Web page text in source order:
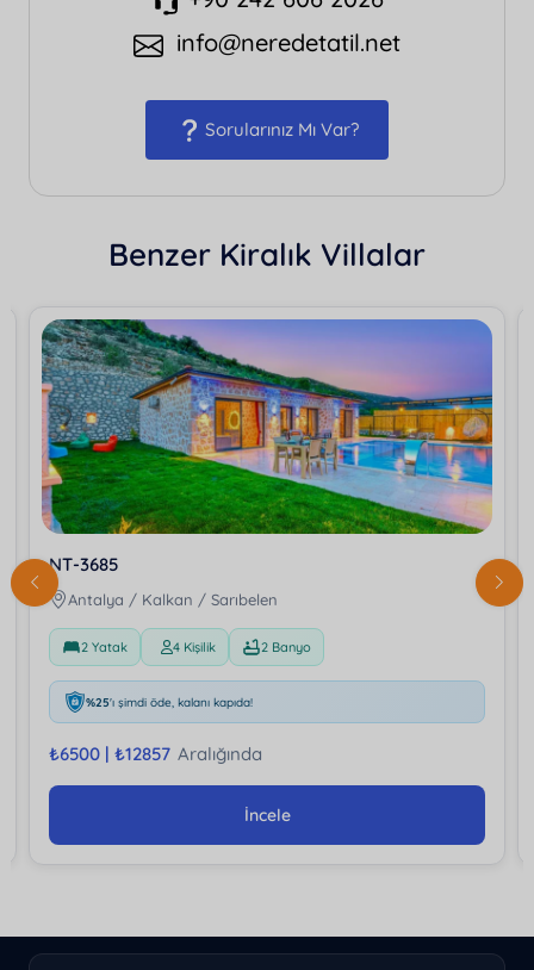
info@neredetatil.net
Sorularınız Mı Var?
Benzer Kiralık Villalar
NT-3685
Antalya / Kalkan / Sarıbelen
2 Yatak 4 Kişilik 2 Banyo
%25'ı şimdi öde, kalanı kapıda!
₺6500 | ₺12857 Aralığında
İncele